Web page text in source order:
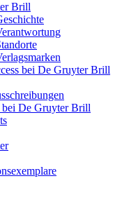
Brill
bei De Gruyter Brill
bei De Gruyter Brill